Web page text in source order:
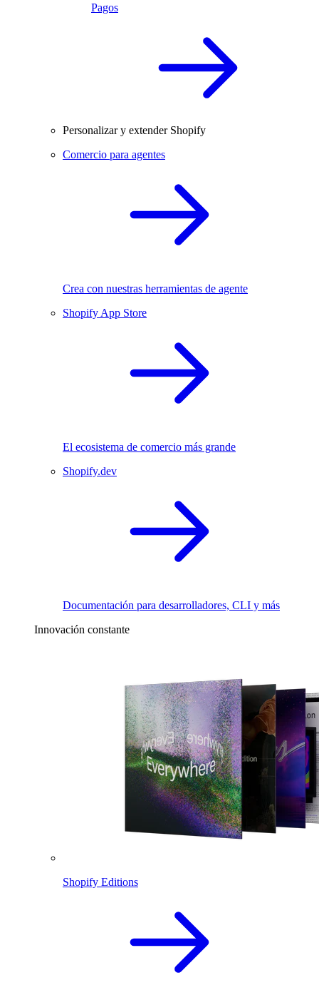
Pagos
Personalizar y extender Shopify
Comercio para agentes
Crea con nuestras herramientas de agente
Shopify App Store
El ecosistema de comercio más grande
Shopify.dev
Documentación para desarrolladores, CLI y más
Innovación constante
Shopify Editions